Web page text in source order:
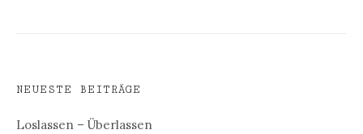
NEUESTE BEITRÄGE
Loslassen – Überlassen